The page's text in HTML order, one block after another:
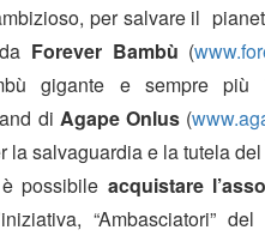
per salvare il
Forever Bambù (
gigante e sempre
di Agape Onlus (
la salvaguardia e la tutela
possibile acquistare
“Ambasciatori”